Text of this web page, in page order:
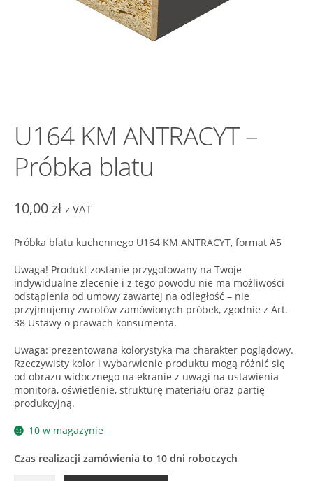
U164 KM ANTRACYT –
Próbka blatu
10,00zł z VAT
Próbka blatu kuchennego U164 KM ANTRACYT, format A5
Uwaga! Produkt zostanie przygotowany na Twoje
indywidualne zlecenie i z tego powodu nie ma możliwości
odstąpienia od umowy zawartej na odległość – nie
przyjmujemy zwrotów zamówionych próbek, zgodnie z Art.
38 Ustawy o prawach konsumenta.
Uwaga: prezentowana kolorystyka ma charakter poglądowy.
Rzeczywisty kolor i wybarwienie produktu mogą różnić się
od obrazu widocznego na ekranie z uwagi na ustawienia
monitora, oświetlenie, strukturę materiału oraz partię
produkcyjną.
10 w magazynie
Czas realizacji zamówienia to 10 dni roboczych